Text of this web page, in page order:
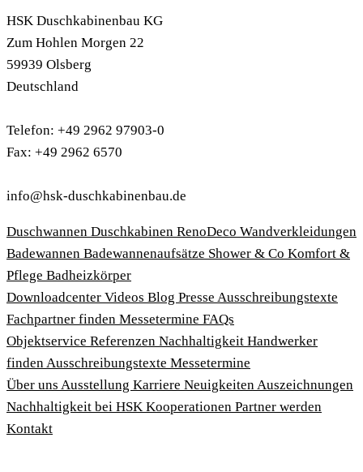
HSK Duschkabinenbau KG
Zum Hohlen Morgen 22
59939 Olsberg
Deutschland
Telefon: +49 2962 97903-0
Fax: +49 2962 6570
info@hsk-duschkabinenbau.de
Duschwannen Duschkabinen RenoDeco Wandverkleidungen
Badewannen Badewannenaufsätze Shower & Co Komfort &
Pflege Badheizkörper
Download­center Videos Blog Presse Ausschreibungstexte
Fachpartner finden Messetermine FAQs
Objektservice Referenzen Nachhaltigkeit Handwerker
finden Ausschreibungstexte Messetermine
Über uns Ausstellung Karriere Neuigkeiten Auszeichnungen
Nachhaltigkeit bei HSK Kooperationen Partner werden
Kontakt